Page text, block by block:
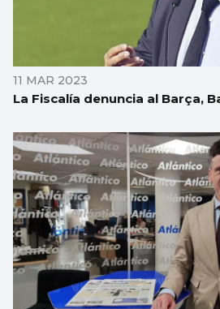
11 MAR 2023
La Fiscalía denuncia al Barça,